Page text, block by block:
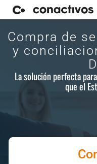
Compra de
y
La solución perfecta
que el